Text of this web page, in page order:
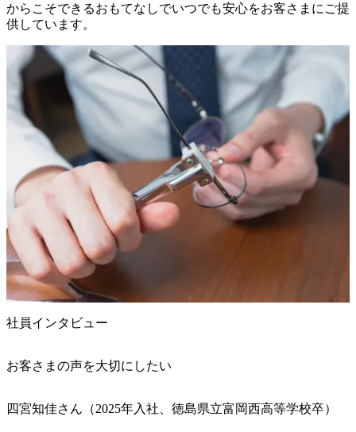
からこそできるおもてなしでいつでも安心をお客さまにご提
供しています。
社員インタビュー
お客さまの声を大切にしたい
四宮知佳さん（2025年入社、徳島県立富岡西高等学校卒）